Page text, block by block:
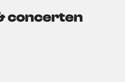
concerten